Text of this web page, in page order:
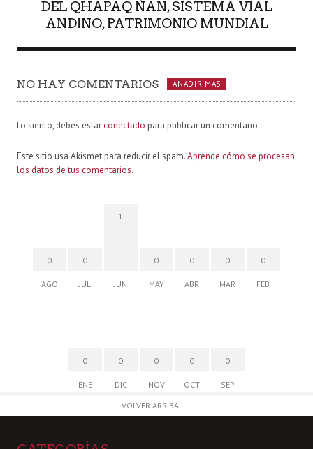
DEL QHAPAQ ÑAN, SISTEMA VIAL
ANDINO, PATRIMONIO MUNDIAL
NO HAY COMENTARIOS AÑADIR MÁS
Lo siento, debes estar conectado para publicar un comentario.
Este sitio usa Akismet para reducir el spam.Aprende cómo se procesan
los datos de tus comentarios.
0
AGO
0
JUL
1
JUN
0
MAY
0
ABR
0
MAR
0
FEB
0
ENE
0
DIC
0
NOV
0
OCT
0
SEP
VOLVER ARRIBA